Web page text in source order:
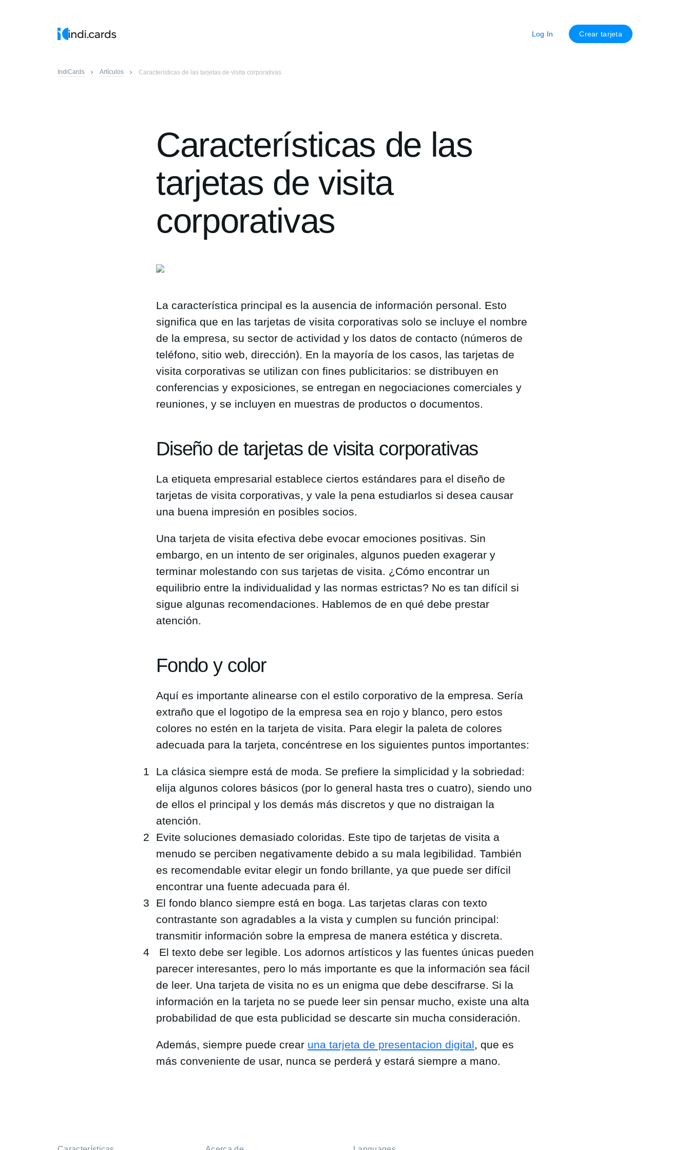
Log In Crear tarjeta
IndiCards Artículos Características de las tarjetas de visita corporativas
Características de las
tarjetas de visita
corporativas
La característica principal es la ausencia de información personal. Esto
significa que en las tarjetas de visita corporativas solo se incluye el nombre
de la empresa, su sector de actividad y los datos de contacto (números de
teléfono, sitio web, dirección). En la mayoría de los casos, las tarjetas de
visita corporativas se utilizan con fines publicitarios: se distribuyen en
conferencias y exposiciones, se entregan en negociaciones comerciales y
reuniones, y se incluyen en muestras de productos o documentos.
Diseño de tarjetas de visita corporativas
La etiqueta empresarial establece ciertos estándares para el diseño de
tarjetas de visita corporativas, y vale la pena estudiarlos si desea causar
una buena impresión en posibles socios.
Una tarjeta de visita efectiva debe evocar emociones positivas. Sin
embargo, en un intento de ser originales, algunos pueden exagerar y
terminar molestando con sus tarjetas de visita. ¿Cómo encontrar un
equilibrio entre la individualidad y las normas estrictas? No es tan difícil si
sigue algunas recomendaciones. Hablemos de en qué debe prestar
atención.
Fondo y color
Aquí es importante alinearse con el estilo corporativo de la empresa. Sería
extraño que el logotipo de la empresa sea en rojo y blanco, pero estos
colores no estén en la tarjeta de visita. Para elegir la paleta de colores
adecuada para la tarjeta, concéntrese en los siguientes puntos importantes:
La clásica siempre está de moda. Se prefiere la simplicidad y la sobriedad:
elija algunos colores básicos (por lo general hasta tres o cuatro), siendo uno
de ellos el principal y los demás más discretos y que no distraigan la
atención.
Evite soluciones demasiado coloridas. Este tipo de tarjetas de visita a
menudo se perciben negativamente debido a su mala legibilidad. También
es recomendable evitar elegir un fondo brillante, ya que puede ser difícil
encontrar una fuente adecuada para él.
El fondo blanco siempre está en boga. Las tarjetas claras con texto
contrastante son agradables a la vista y cumplen su función principal:
transmitir información sobre la empresa de manera estética y discreta.
El texto debe ser legible. Los adornos artísticos y las fuentes únicas pueden
parecer interesantes, pero lo más importante es que la información sea fácil
de leer. Una tarjeta de visita no es un enigma que debe descifrarse. Si la
información en la tarjeta no se puede leer sin pensar mucho, existe una alta
probabilidad de que esta publicidad se descarte sin mucha consideración.
Además, siempre puede crear una tarjeta de presentacion digital, que es
más conveniente de usar, nunca se perderá y estará siempre a mano.